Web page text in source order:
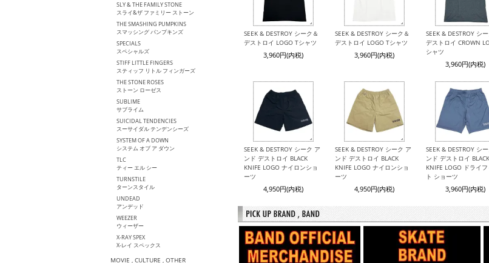
SLY & THE FAMILY STONE
スライ&ザ ファミリー ストーン
THE SMASHING PUMPKINS
スマッシング パンプキンズ
SPECIALS
スペシャルズ
STIFF LITTLE FINGERS
スティッフ リトル フィンガーズ
THE STONE ROSES
ストーン ローゼス
SUBLIME
サブライム
SUICIDAL TENDENCIES
スーサイダル テンデンシーズ
SYSTEM OF A DOWN
システム オブ ア ダウン
TLC
ティー エル シー
TURNSTILE
ターンスタイル
UNDEAD
アンデッド
WEEZER
ウィーザー
X-RAY SPEX
X-レイ スペックス
MOVIE , CULTURE , OTHER
SEEK & DESTROY シーク＆
デストロイ LOGO Tシャツ
3,960円(内税)
SEEK & DESTROY シーク＆
デストロイ LOGO Tシャツ
3,960円(内税)
SEEK & DESTROY シ
デストロイ CROWN
シャツ
3,960円(内税)
SEEK & DESTROY シーク ア
ンド デストロイ BLACK
KNIFE LOGO ナイロンショ
ーツ
4,950円(内税)
SEEK & DESTROY シーク ア
ンド デストロイ BLACK
KNIFE LOGO ナイロンショ
ーツ
4,950円(内税)
SEEK & DESTROY シ
ンド デストロイ BLACK
KNIFE LOGO ドライフ
ト ショーツ
3,960円(内税)